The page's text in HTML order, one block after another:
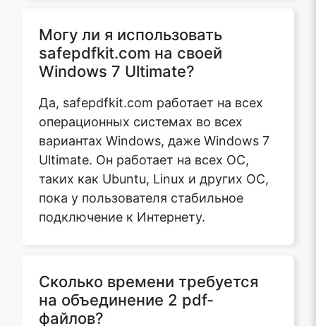
Могу ли я использовать
safepdfkit.com на своей
Windows 7 Ultimate?
Да, safepdfkit.com работает на всех
операционных системах во всех
вариантах Windows, даже Windows 7
Ultimate. Он работает на всех ОС,
таких как Ubuntu, Linux и других ОС,
пока у пользователя стабильное
подключение к Интернету.
Сколько времени требуется
на объединение 2 pdf-
файлов?